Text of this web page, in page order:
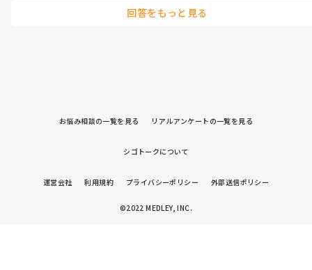
回答をもっと見る
お悩み相談の一覧を見る リアルアンケートの一覧を見る
シゴトークについて
運営会社 利用規約 プライバシーポリシー 外部送信ポリシー
©2022 MEDLEY, INC.